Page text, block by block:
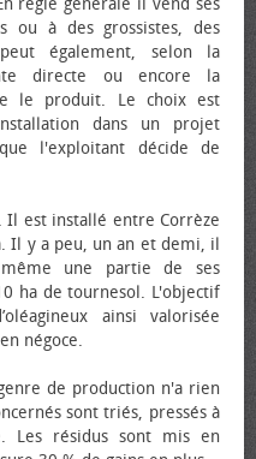
règle générale il vend ses
ou à des grossistes, des
également, selon la
directe ou encore la
le produit. Le choix est
dans un projet
l'exploitant décide de
Il est installé entre Corrèze
Il y a peu, un an et demi, il
une partie de ses
ha de tournesol. L'objectif
ainsi valorisée
négoce.
de production n'a rien
sont triés, pressés à
Les résidus sont mis en